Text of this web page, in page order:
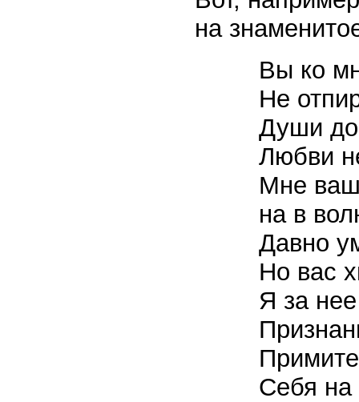
на
Вы ко
Не
Души
Любви
Мне
на в
Давно
Но вас
Я за
Себя на